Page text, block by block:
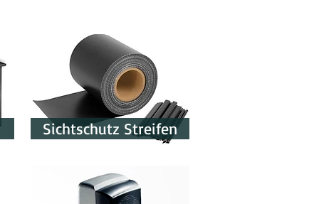
Sichtschutz Streifen